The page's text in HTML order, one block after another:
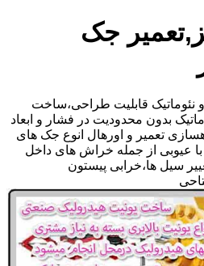
جک
و نئوماتیک قابلیت طراحی،ساخت
بدون محدودیت در فشار و ابعاد
تعمیر و اورهال انوع جک های
با عیوبی از جمله خراش های داخل
سیل ها،خرابی پیستون